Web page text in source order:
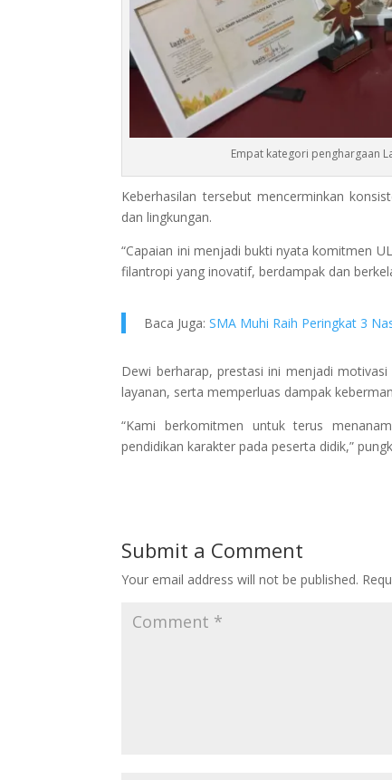
Empat kategori penghargaan
Keberhasilan tersebut mencerminkan
dan lingkungan.
“Capaian ini menjadi bukti nyata komitmen
filantropi yang inovatif, berdampak dan
Baca Juga:SMA Muhi Raih Peringkat 3
Dewi berharap, prestasi ini menjadi
layanan, serta memperluas dampak
“Kami berkomitmen untuk terus
pendidikan karakter pada peserta didik,”
Submit a Comment
Your email address will not be published.